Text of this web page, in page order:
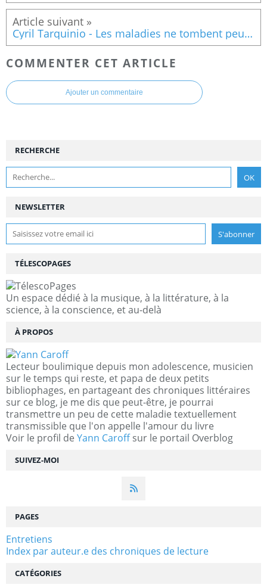
Cyril Tarquinio - Les maladies ne tombent peut-être pas du ciel
COMMENTER CET ARTICLE
Ajouter un commentaire
NEWSLETTER
SUIVEZ-MOI
RECHERCHE
TÉLESCOPAGES
Un espace dédié à la musique, à la littérature, à la
science, à la conscience, et au-delà
À PROPOS
Lecteur boulimique depuis mon adolescence, musicien
sur le temps qui reste, et papa de deux petits
bibliophages, en partageant des chroniques littéraires
sur ce blog, je me dis que peut-être, je pourrai
transmettre un peu de cette maladie textuellement
transmissible que l'on appelle l'amour du livre
Voir le profil de Yann Caroffsur le portail Overblog
PAGES
Entretiens
Index par auteur.e des chroniques de lecture
CATÉGORIES